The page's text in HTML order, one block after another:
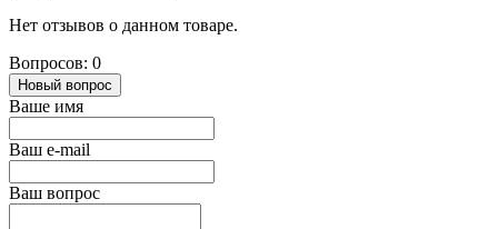
Нет отзывов о данном товаре.
Вопросов: 0
Новый вопрос
Ваше имя
Ваш e-mail
Ваш вопрос